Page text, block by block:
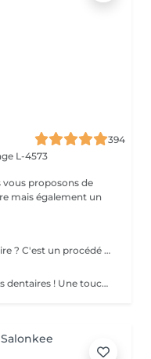
394
L-4573
vous proposons de
mais également un
Qu'est-ce que Le Blanchiment Dentaire ? C'est un procédé qui utilise un gel blanchissant activé par une lumière avec une fréquence spécifique. Celui-ci agit sur l'émail et la dentine des dents sans affecter la structure de la dent. Le blanchiment dentaire est sûr, efficace et rapide. Pourquoi vos dents se colorent-elles ? Pour de nombreuses raisons. Les plus communes sont l'âge, la consommation de produits qui colorent les dents comme le café, le thé, les sodas, le tabac, etc. ou à cause d'un traumatisme. Pendant la période de croissance des dents, une prise régulière de tétracycline et d'autres antibiotiques peuvent également être à la base de ces décolorations. Est-ce sans danger ? La sécurité et l'efficacité du produit sont bien établies. Le produit est utilisé en toute sécurité depuis plusieurs années pour le traitement des gencives et des tissus mous. On évite l'utilisation chez les femmes enceintes ou qui allaitent. L'usage du tabac est contre-indiqué pendant le traitement de blanchiment. Certains patients éprouvent une augmentation temporaire de la sensibilité au froid pendant le traitement. Ces symptômes disparaissent entre 1 à 3 jours après la fin du traitement. Un blanchiment dentaire est-il efficace ? Oui. Le blanchiment dentaire permet d'enlever la plupart des tâches et des colorations causées par les aliments, le tabac, un traitement de canal ou le vieillissement naturel des dents. Une étude a démontré que l'utilisation de la lampe augmente l'efficacité du gel
Illuminez votre sourire avec nos strass dentaires ! Une touche d'éclat pour une allure unique et tendance. Contactez-nous pour briller de mille feux !"